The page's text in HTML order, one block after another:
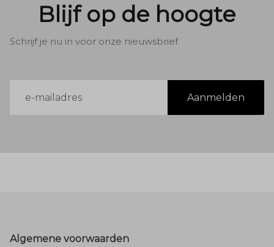
Blijf op de hoogte
Schrijf je nu in voor onze nieuwsbrief
mailadres
Aanmelden
Footer
Algemene voorwaarden